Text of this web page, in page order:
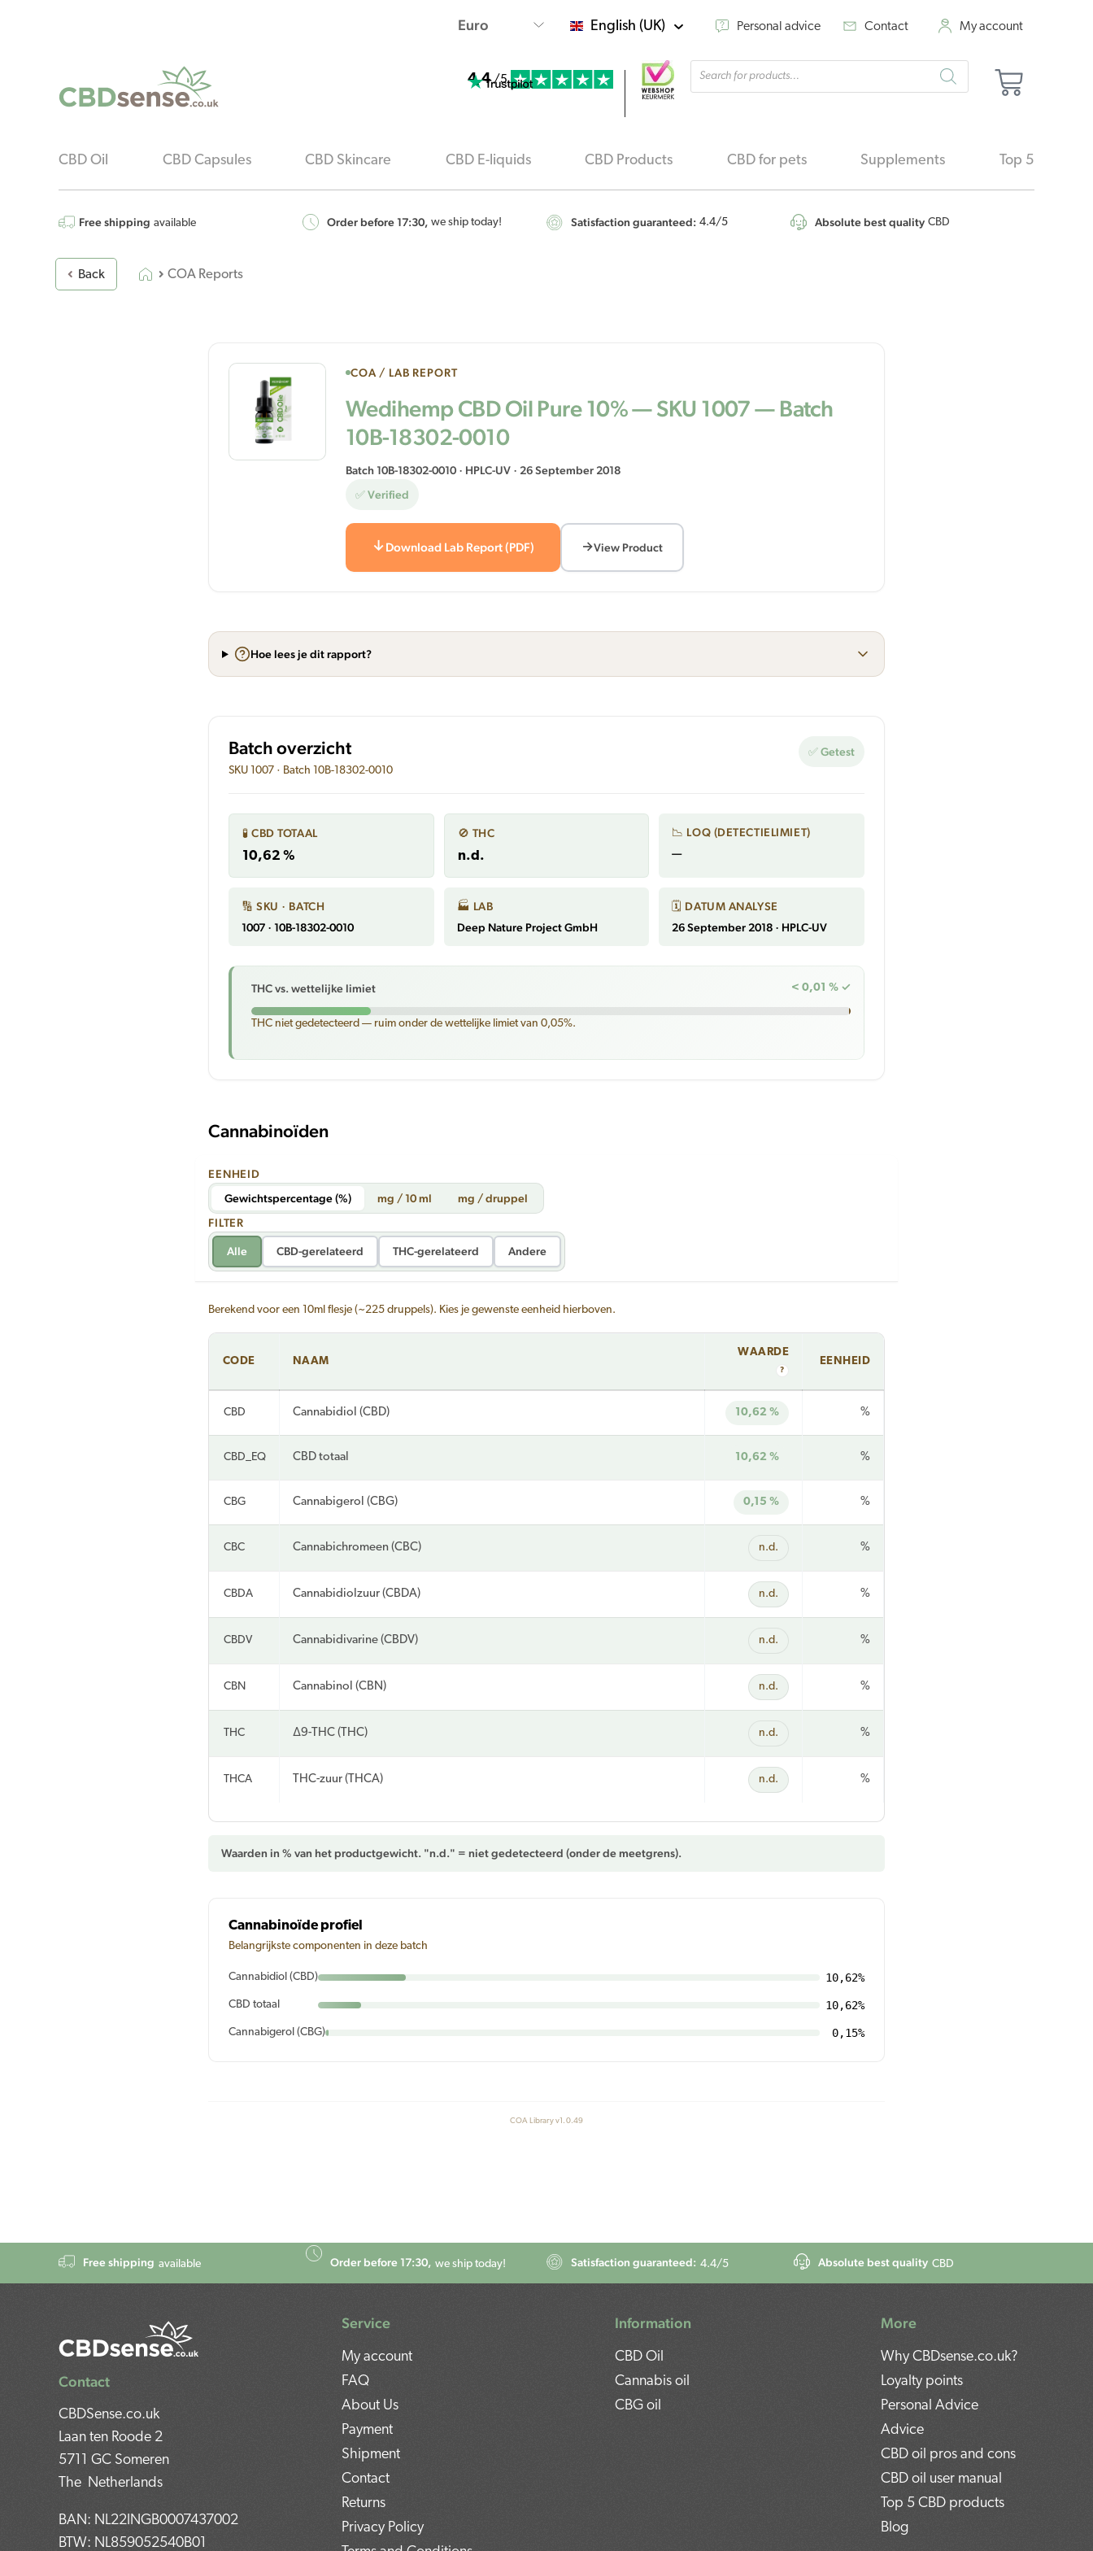
English (UK) Personal advice Contact My account
4.4 /5
Products
search
Basket
CBD Oil CBD Capsules CBD Skincare CBD E-liquids CBD Products CBD for pets Supplements Top 5
Free shipping available Order before 17:30, we ship today! Satisfaction guaranteed: 4.4/5 Absolute best quality CBD
Back COA Reports
COA / LAB REPORT
Wedihemp CBD Oil Pure 10% — SKU 1007 — Batch
10B-18302-0010
Batch 10B-18302-0010 · HPLC-UV · 26 September 2018
✅ Verified
Download Lab Report (PDF) View Product
Hoe lees je dit rapport?
Batch overzicht
SKU 1007 · Batch 10B-18302-0010
✅ Getest
🧪 CBD TOTAAL
10,62 %
🚫 THC
n.d.
📉 LOQ (DETECTIELIMIET)
—
🔢 SKU · BATCH
1007 · 10B-18302-0010
🏭 LAB
Deep Nature Project GmbH
🗓 DATUM ANALYSE
26 September 2018 · HPLC-UV
THC vs. wettelijke limiet < 0,01 % ✓
THC niet gedetecteerd — ruim onder de wettelijke limiet van 0,05%.
Cannabinoïden
EENHEID
Gewichtspercentage (%)
mg / 10 ml
mg / druppel
FILTER
Alle CBD-gerelateerd THC-gerelateerd Andere
Berekend voor een 10ml flesje (~225 druppels). Kies je gewenste eenheid hierboven.
CODE NAAM
WAARDE
?
EENHEID
CBD Cannabidiol (CBD) 10,62 % %
CBD_EQ CBD totaal 10,62 % %
CBG Cannabigerol (CBG) 0,15 % %
CBC Cannabichromeen (CBC) n.d. %
CBDA Cannabidiolzuur (CBDA) n.d. %
CBDV Cannabidivarine (CBDV) n.d. %
CBN Cannabinol (CBN) n.d. %
THC Δ9-THC (THC) n.d. %
THCA THC-zuur (THCA) n.d. %
Waarden in % van het productgewicht. "n.d." = niet gedetecteerd (onder de meetgrens).
Cannabinoïde profiel
Belangrijkste componenten in deze batch
Cannabidiol (CBD) 10,62%
CBD totaal 10,62%
Cannabigerol (CBG) 0,15%
COA Library v1.0.49
Free shipping available Order before 17:30, we ship today! Satisfaction guaranteed: 4.4/5 Absolute best quality CBD
Contact
CBDSense.co.uk
Laan ten Roode 2
5711 GC Someren
The Netherlands
BAN: NL22INGB0007437002
BTW: NL859052540B01
Service
My account
FAQ
About Us
Payment
Shipment
Contact
Returns
Privacy Policy
Information
CBD Oil
Cannabis oil
CBG oil
More
Why CBDsense.co.uk?
Loyalty points
Personal Advice
Advice
CBD oil pros and cons
CBD oil user manual
Top 5 CBD products
Blog